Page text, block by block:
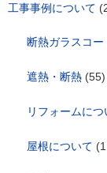
工事事例について
断熱ガラスコー
遮熱・断熱 (55)
リフォームにつ
屋根について